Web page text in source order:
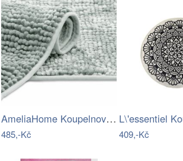
AmeliaHome Koupelnový koberec Bati šedý…
485,-Kč 409,-Kč